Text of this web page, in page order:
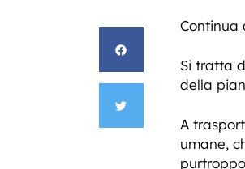
Continua
Si tratta
della
A
umane,